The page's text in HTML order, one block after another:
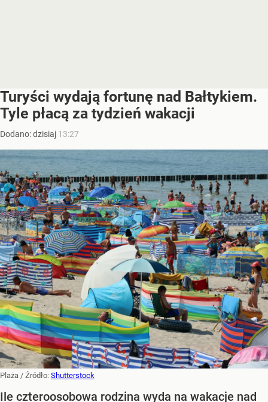
Turyści wydają fortunę nad Bałtykiem.
Tyle płacą za tydzień wakacji
Dodano:dzisiaj 13:27
Plaża / Źródło: Shutterstock
Ile czteroosobowa rodzina wyda na wakacje nad